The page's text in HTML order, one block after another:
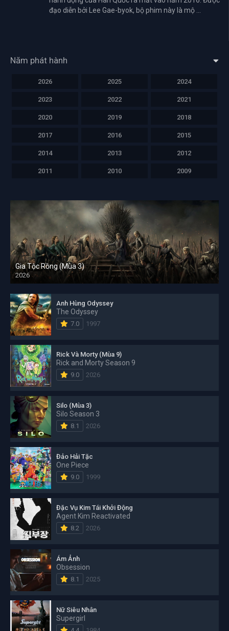
đạo diễn bởi Lee Gae-byok, bộ phim này là mộ ...
Năm phát hành
2026 2025 2024
2023 2022 2021
2020 2019 2018
2017 2016 2015
2014 2013 2012
2011 2010 2009
Gia Tộc Rồng (Mùa 3)
2026
Anh Hùng Odyssey
The Odyssey
7.0 1997
Rick Và Morty (Mùa 9)
Rick and Morty Season 9
9.0 2026
Silo (Mùa 3)
Silo Season 3
8.1 2026
Đảo Hải Tặc
One Piece
9.0 1999
Đặc Vụ Kim Tái Khởi Động
Agent Kim Reactivated
8.2 2026
Ám Ảnh
Obsession
8.1 2025
Nữ Siêu Nhân
Supergirl